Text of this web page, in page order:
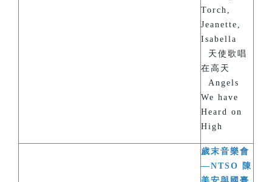
Torch,
Jeanette,
Isabella
天使歌唱
在高天
Angels
We have
Heard on
High
歲末音樂會
—NTSO 陳